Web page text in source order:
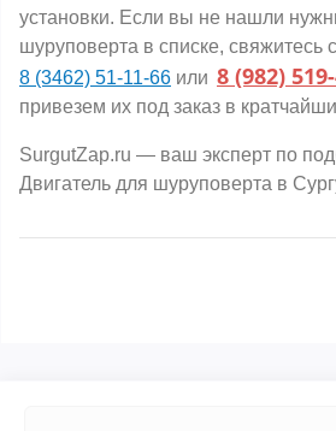
установки. Если вы не нашли
шуруповерта в списке, свяжитесь
8 (3462) 51-11-66 или 8 (982)
привезем их под заказ в
SurgutZap.ru — ваш эксперт по
Двигатель для шуруповерта в